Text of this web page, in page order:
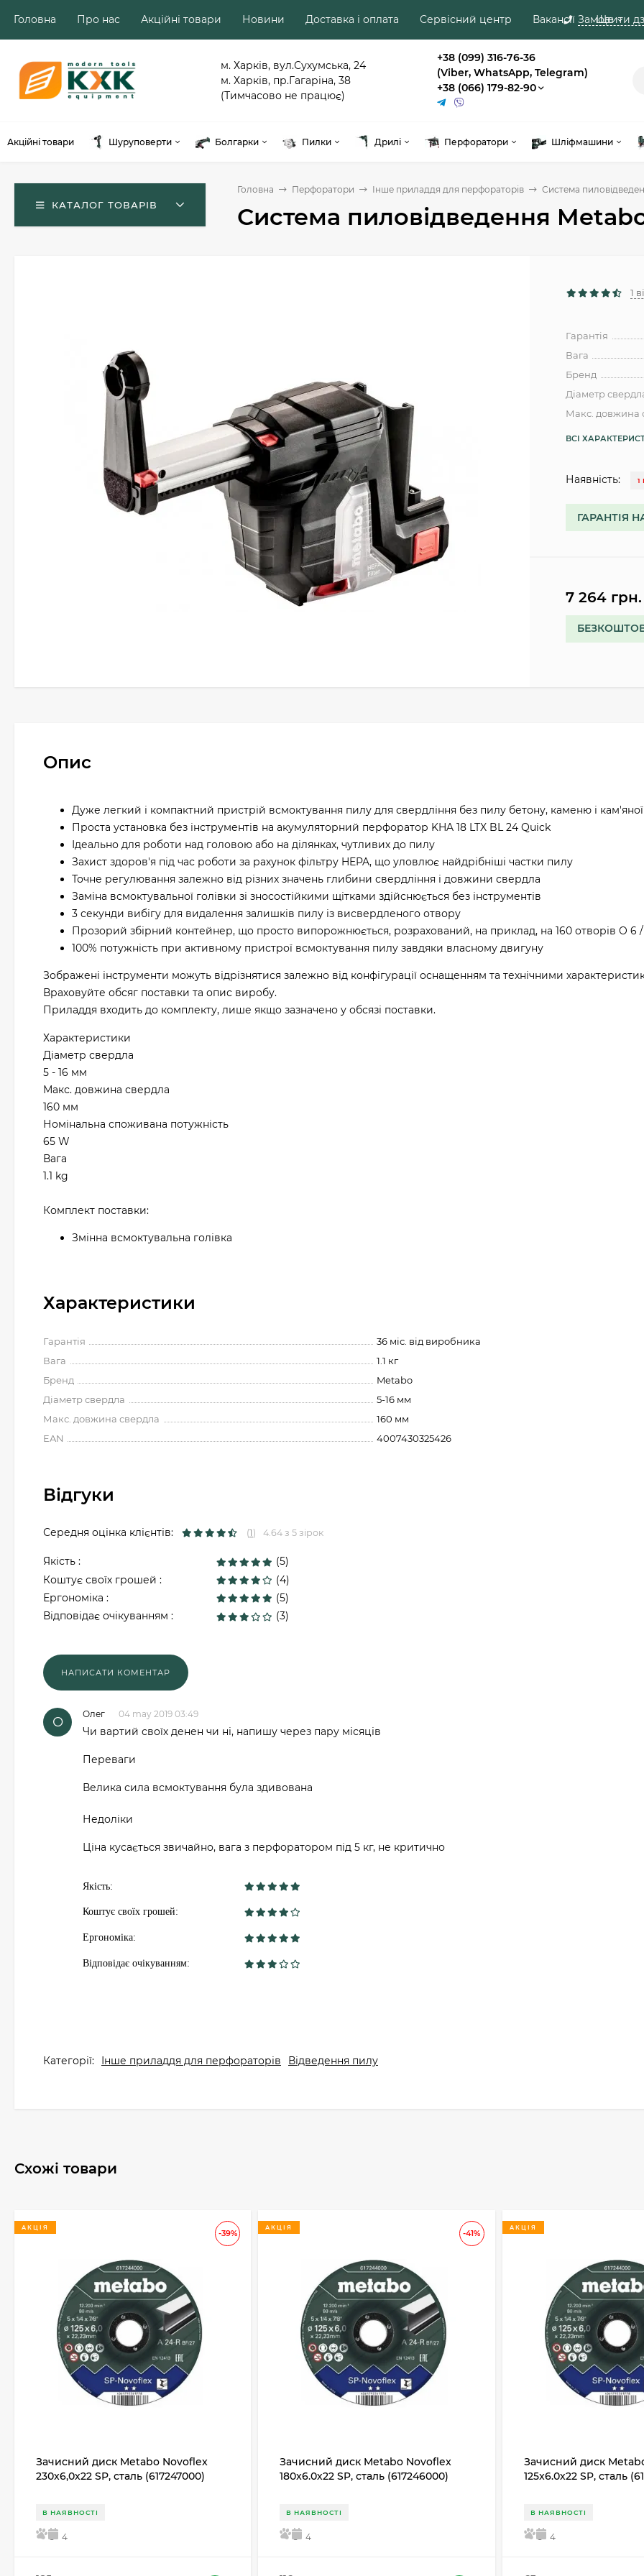
Замовити
Головна Про нас Акційні товари Новини Доставка і оплата Сервісний центр Вакансії Ще
м. Харків, вул.Сухумська, 24
м. Харків, пр.Гагаріна, 38
(Тимчасово не працює)
+38 (099) 316-76-36
(Viber, WhatsApp, Telegram)
+38 (066) 179-82-90
Акційні товари Шуруповерти Болгарки Пилки Дрилі Перфоратори Шліфмашини
КАТАЛОГ ТОВАРІВ
Головна Перфоратори Інше приладдя для перфораторів Система
Система пиловідведення Metabo
1
Гарантія
Вага
Бренд
Діаметр
Макс. довжина
ВСІ
Наявність: 1
ГАРАНТІЯ
7 264 грн.
Опис
Дуже легкий і компактний пристрій всмоктування пилу для свердління без пилу бетону, каменю і
Проста установка без інструментів на акумуляторний перфоратор KHA 18 LTX BL 24 Quick
Ідеально для роботи над головою або на ділянках, чутливих до пилу
Захист здоров'я під час роботи за рахунок фільтру HEPA, що уловлює найдрібніші частки пилу
Точне регулювання залежно від різних значень глибини свердління і довжини свердла
Заміна всмоктувальної голівки зі зносостійкими щітками здійснюється без інструментів
3 секунди вибігу для видалення залишків пилу із висвердленого отвору
Прозорий збірний контейнер, що просто випорожнюється, розрахований, на приклад, на 160 отворів O 6
100% потужність при активному пристрої всмоктування пилу завдяки власному двигуну
Зображені інструменти можуть відрізнятися залежно від конфігурації оснащенням та технічними
Враховуйте обсяг поставки та опис виробу.
Приладдя входить до комплекту, лише якщо зазначено у обсязі поставки.
Характеристики
Діаметр свердла
5 - 16 мм
Макс. довжина свердла
160 мм
Номінальна споживана потужність
65 W
Вага
1.1 kg
Комплект поставки:
Змінна всмоктувальна голівка
Характеристики
Гарантія
36 міс. від виробника
Вага
1.1 кг
Бренд
Metabo
Діаметр свердла
5-16 мм
Макс. довжина свердла
160 мм
EAN
4007430325426
Відгуки
Середня оцінка клієнтів: (1) 4.64 з 5 зірок
Якість :
(5)
Коштує своїх грошей :
(4)
Ергономіка :
(5)
Відповідає очікуванням :
(3)
О
Олег 04 may 2019 03:49
Чи вартий своїх денен чи ні, напишу через пару місяців
Переваги
Велика сила всмоктування була здивована
Недоліки
Ціна кусається звичайно, вага з перфоратором під 5 кг, не критично
Якість:
Коштує своїх грошей:
Ергономіка:
Відповідає очікуванням:
Категорії: Інше приладдя для перфораторів Відведення пилу
Схожі товари
-39%
АКЦІЯ
Зачисний диск Metabo Novoflex
230x6,0х22 SP, сталь (617247000)
В НАЯВНОСТІ
4
-41%
АКЦІЯ
Зачисний диск Metabo Novoflex
180x6.0х22 SP, сталь (617246000)
В НАЯВНОСТІ
4
АКЦІЯ
Зачисний диск
125x6.0х22 SP, сталь
В НАЯВНОСТІ
4